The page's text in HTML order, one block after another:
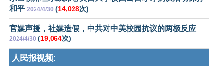
和平 2024/4/30 (14,028次)
官媒声援，社媒造假，中共对中美校园抗议的两极反应
2024/4/30 (19,064次)
人民报视频: